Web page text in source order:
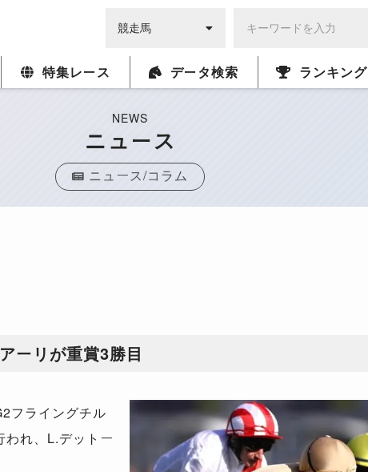
特集レース データ検索 ランキング
NEWS
ニュース
ニュース/コラム
ーリが重賞3勝目
フライングチル
われ、L.デットー